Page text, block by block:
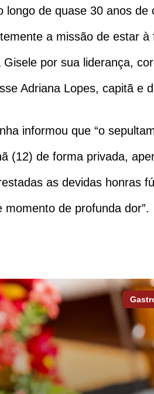
longo de quase 30 anos
a missão de estar
por sua liderança,
Adriana Lopes, capitã e
informou que “o
(12) de forma privada,
as devidas honras
momento de profunda dor”.